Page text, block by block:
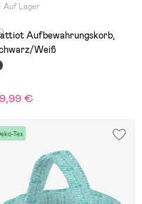
Auf Lager
Aufbewahrungskorb,
Weiß
€
Tex